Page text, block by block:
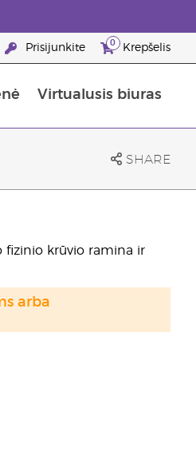
Prisijunkite 0 Krepšelis
Virtualusis biuras
SHARE
fizinio krūvio ramina ir
arba